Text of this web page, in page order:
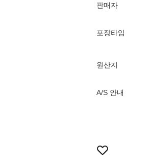
판매자
포장타입
원산지
A/S 안내